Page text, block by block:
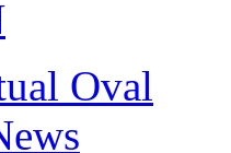
Oval